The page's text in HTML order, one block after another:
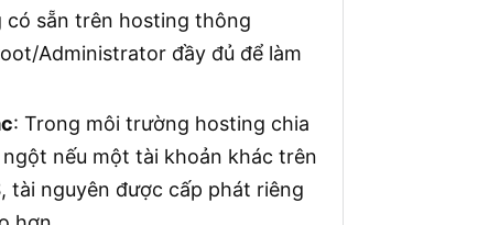
có sẵn trên hosting thông
Administrator đầy đủ để làm
: Trong môi trường hosting chia
nếu một tài khoản khác trên
tài nguyên được cấp phát riêng